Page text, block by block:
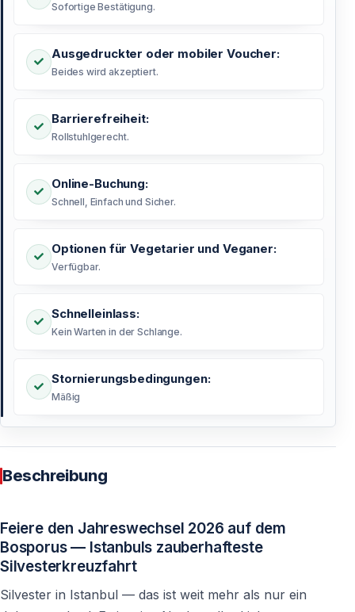
Sofortige Bestätigung.
Ausgedruckter oder mobiler Voucher:
Beides wird akzeptiert.
Barrierefreiheit:
Rollstuhlgerecht.
Online-Buchung:
Schnell, Einfach und Sicher.
Optionen für Vegetarier und Veganer:
Verfügbar.
Schnelleinlass:
Kein Warten in der Schlange.
Stornierungsbedingungen:
Mäßig
Beschreibung
Feiere den Jahreswechsel 2026 auf dem
Bosporus — Istanbuls zauberhafteste
Silvesterkreuzfahrt
Silvester in Istanbul — das ist weit mehr als nur ein